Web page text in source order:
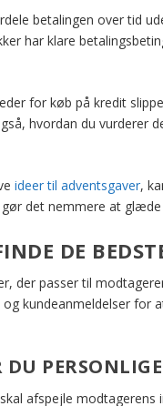
betalingen over tid
har klare
for køb på kredit
hvordan du vurderer
ideer til adventsgaver,
gør det nemmere at
DE
der passer til
kundeanmeldelser
afspejle